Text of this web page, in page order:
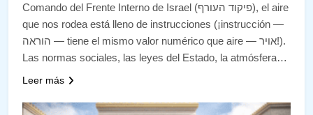
Comando del Frente Interno de Israel (פיקוד העורף), el aire
que nos rodea está lleno de instrucciones (¡instrucción —
הוראה — tiene el mismo valor numérico que aire — אויר!).
Las normas sociales, las leyes del Estado, la atmósfera…
Leer más